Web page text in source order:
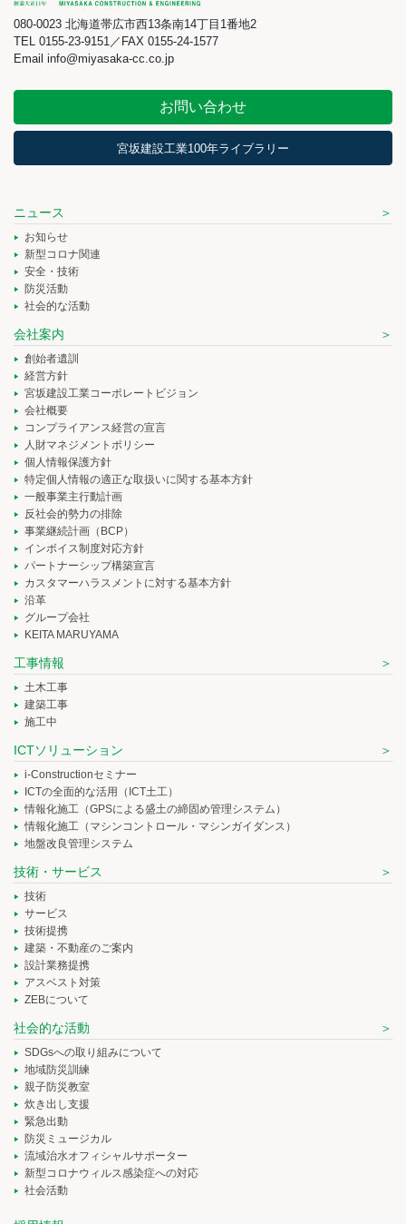
080-0023 北海道帯広市西13条南14丁目1番地2
TEL 0155-23-9151／FAX 0155-24-1577
Email info@miyasaka-cc.co.jp
お問い合わせ
宮坂建設工業100年ライブラリー
ニュース
お知らせ
新型コロナ関連
安全・技術
防災活動
社会的な活動
会社案内
創始者遺訓
経営方針
宮坂建設工業コーポレートビジョン
会社概要
コンプライアンス経営の宣言
人財マネジメントポリシー
個人情報保護方針
特定個人情報の適正な取扱いに関する基本方針
一般事業主行動計画
反社会的勢力の排除
事業継続計画（BCP）
インボイス制度対応方針
パートナーシップ構築宣言
カスタマーハラスメントに対する基本方針
沿革
グループ会社
KEITA MARUYAMA
工事情報
土木工事
建築工事
施工中
ICTソリューション
i-Constructionセミナー
ICTの全面的な活用（ICT土工）
情報化施工（GPSによる盛土の締固め管理システム）
情報化施工（マシンコントロール・マシンガイダンス）
地盤改良管理システム
技術・サービス
技術
サービス
技術提携
建築・不動産のご案内
設計業務提携
アスベスト対策
ZEBについて
社会的な活動
SDGsへの取り組みについて
地域防災訓練
親子防災教室
炊き出し支援
緊急出動
防災ミュージカル
流域治水オフィシャルサポーター
新型コロナウィルス感染症への対応
社会活動